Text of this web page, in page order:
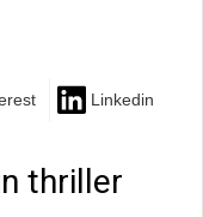
Linkedin
thriller